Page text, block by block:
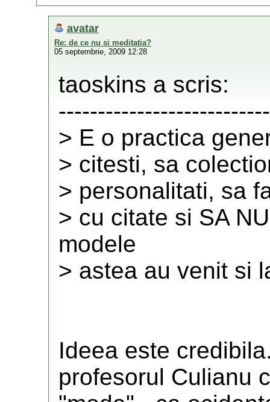
avatar
Re: de ce nu si meditatia?
05 septembrie, 2009 12:28
taoskins a scris:
> E o practica
> citesti, sa
> personalitati, sa
> cu citate si SA
modele
> astea au venit si
Ideea este
profesorul Culianu